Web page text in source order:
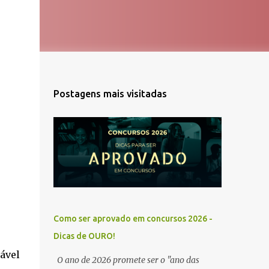
Postagens mais visitadas
Como ser aprovado em concursos 2026 -
Dicas de OURO!
O ano de 2026 promete ser o "ano das